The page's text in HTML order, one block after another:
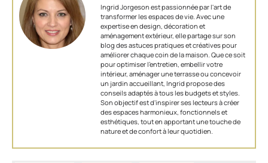
Ingrid Jorgeson est passionnée par l'art de
transformer les espaces de vie. Avec une
expertise en design, décoration et
aménagement extérieur, elle partage sur son
blog des astuces pratiques et créatives pour
améliorer chaque coin de la maison. Que ce soit
pour optimiser l’entretien, embellir votre
intérieur, aménager une terrasse ou concevoir
un jardin accueillant, Ingrid propose des
conseils adaptés à tous les budgets et styles.
Son objectif est d'inspirer ses lecteurs à créer
des espaces harmonieux, fonctionnels et
esthétiques, tout en apportant une touche de
nature et de confort à leur quotidien.